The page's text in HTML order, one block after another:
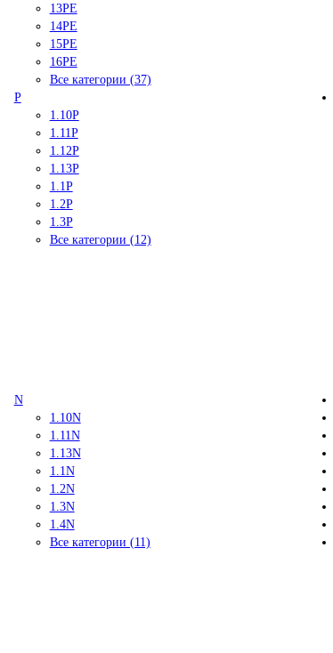
13PE
14PE
15PE
16PE
Все категории (37)
P
1.10P
1.11P
1.12P
1.13P
1.1P
1.2P
1.3P
Все категории (12)
N
1.10N
1.11N
1.13N
1.1N
1.2N
1.3N
1.4N
Все категории (11)